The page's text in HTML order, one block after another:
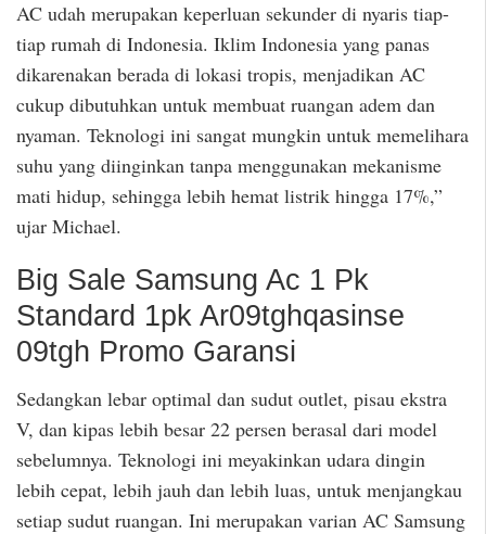
AC udah merupakan keperluan sekunder di nyaris tiap-
tiap rumah di Indonesia. Iklim Indonesia yang panas
dikarenakan berada di lokasi tropis, menjadikan AC
cukup dibutuhkan untuk membuat ruangan adem dan
nyaman. Teknologi ini sangat mungkin untuk memelihara
suhu yang diinginkan tanpa menggunakan mekanisme
mati hidup, sehingga lebih hemat listrik hingga 17%,”
ujar Michael.
Big Sale Samsung Ac 1 Pk
Standard 1pk Ar09tghqasinse
09tgh Promo Garansi
Sedangkan lebar optimal dan sudut outlet, pisau ekstra
V, dan kipas lebih besar 22 persen berasal dari model
sebelumnya. Teknologi ini meyakinkan udara dingin
lebih cepat, lebih jauh dan lebih luas, untuk menjangkau
setiap sudut ruangan. Ini merupakan varian AC Samsung